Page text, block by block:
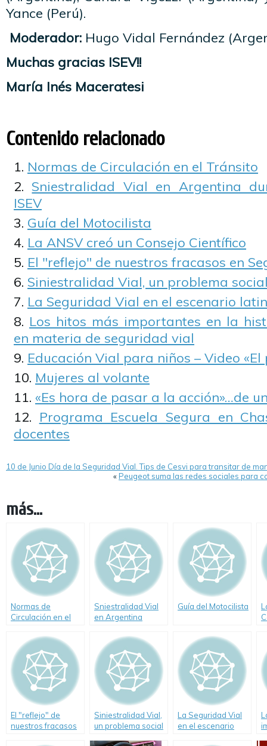
Yance (Perú).
Moderador: Hugo Vidal Fernández
Muchas gracias ISEV!!
María Inés Maceratesi
Contenido relacionado
Normas de Circulación en el Tránsito
Sniestralidad Vial en Argentina
ISEV
Guía del Motocilista
La ANSV creó un Consejo Científico
El "reflejo" de nuestros fracasos en
Siniestralidad Vial, un problema
La Seguridad Vial en el escenario
Los hitos más importantes en la
en materia de seguridad vial
Educación Vial para niños – Video
Mujeres al volante
«Es hora de pasar a la acción»…de
Programa Escuela Segura en
docentes
10 de Junio Día de la Seguridad Vial. Tips de Cesvi para transitar de
«Peugeot suma las redes sociales para
más...
Normas de
Circulación en el
Sniestralidad Vial
en Argentina
Reporte ISEV
Guía del Motocilista
El "reflejo" de
nuestros fracasos
Siniestralidad Vial,
un problema social
La Seguridad Vial
en el escenario